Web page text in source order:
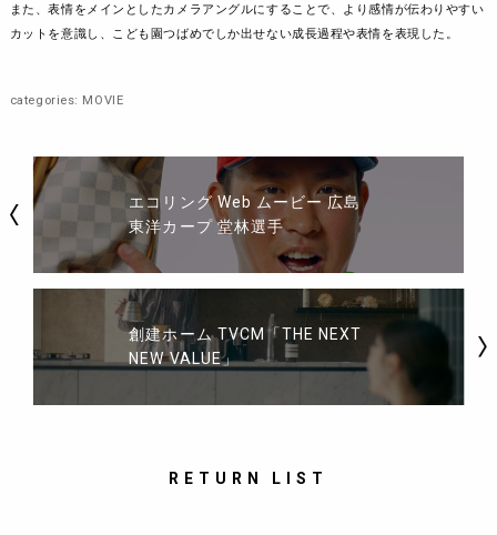
また、表情をメインとしたカメラアングルにすることで、より感情が伝わりやすい
カットを意識し、こども園つばめでしか出せない成長過程や表情を表現した。
categories: MOVIE
エコリング Web ムービー 広島
東洋カープ 堂林選手
創建ホーム TVCM「THE NEXT
NEW VALUE」
RETURN LIST